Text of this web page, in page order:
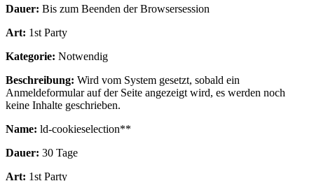
Dauer: Bis zum Beenden der Browsersession
Art: 1st Party
Kategorie: Notwendig
Beschreibung: Wird vom System gesetzt, sobald ein
Anmeldeformular auf der Seite angezeigt wird, es werden noch
keine Inhalte geschrieben.
Name: ld-cookieselection**
Dauer: 30 Tage
Art: 1st Party